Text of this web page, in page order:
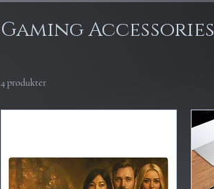
Gaming Accessories
4 produkter